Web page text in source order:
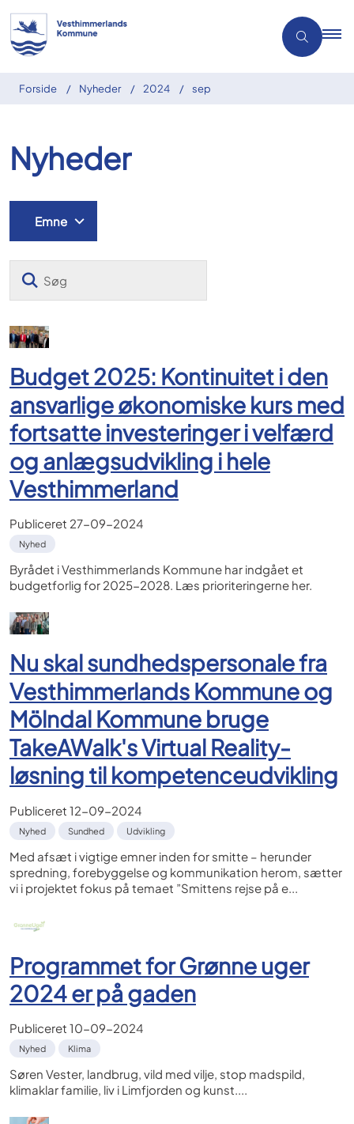
Forside Nyheder 2024 sep
Nyheder
Emne
Budget 2025: Kontinuitet i den
ansvarlige økonomiske kurs med
fortsatte investeringer i velfærd
og anlægsudvikling i hele
Vesthimmerland
Publiceret 27-09-2024
Nyhed
Byrådet i Vesthimmerlands Kommune har indgået et
budgetforlig for 2025-2028. Læs prioriteringerne her.
Nu skal sundhedspersonale fra
Vesthimmerlands Kommune og
Mölndal Kommune bruge
TakeAWalk's Virtual Reality-
løsning til kompetenceudvikling
Publiceret 12-09-2024
Nyhed Sundhed Udvikling
Med afsæt i vigtige emner inden for smitte – herunder
spredning, forebyggelse og kommunikation herom, sætter
vi i projektet fokus på temaet ”Smittens rejse på e...
Programmet for Grønne uger
2024 er på gaden
Publiceret 10-09-2024
Nyhed Klima
Søren Vester, landbrug, vild med vilje, stop madspild,
klimaklar familie, liv i Limfjorden og kunst....